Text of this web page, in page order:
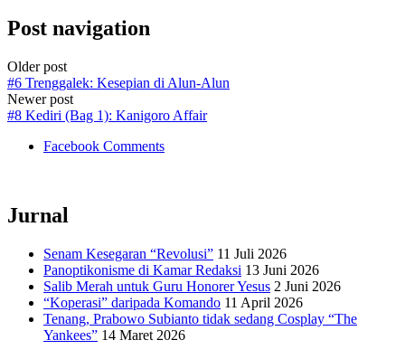
Post navigation
Older post
#6 Trenggalek: Kesepian di Alun-Alun
Newer post
#8 Kediri (Bag 1): Kanigoro Affair
Facebook Comments
Jurnal
Senam Kesegaran “Revolusi” 11 Juli 2026
Panoptikonisme di Kamar Redaksi 13 Juni 2026
Salib Merah untuk Guru Honorer Yesus 2 Juni 2026
“Koperasi” daripada Komando 11 April 2026
Tenang, Prabowo Subianto tidak sedang Cosplay “The
Yankees” 14 Maret 2026